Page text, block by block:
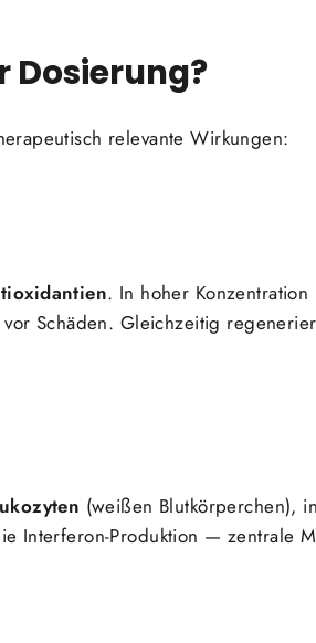
Dosierung?
relevante Wirkungen:
. In hoher
Schäden. Gleichzeitig
(weißen Blutkörperchen),
Interferon-Produktion — zentrale